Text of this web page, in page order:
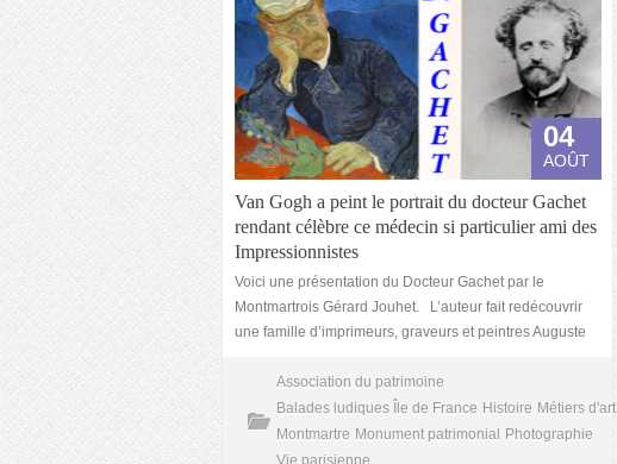
04
AOÛT
Van Gogh a peint le portrait du docteur Gachet
rendant célèbre ce médecin si particulier ami des
Impressionnistes
Voici une présentation du Docteur Gachet par le
Montmartrois Gérard Jouhet. L’auteur fait redécouvrir
une famille d’imprimeurs, graveurs et peintres Auguste
Association du patrimoine
Balades ludiques Île de France Histoire Métiers d'art
Montmartre Monument patrimonial
Photographie
Vie parisienne